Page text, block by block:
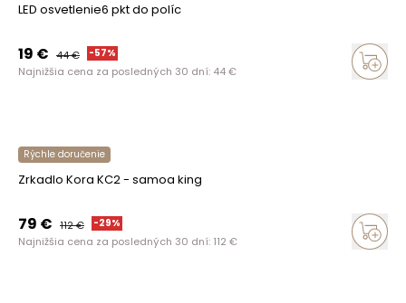
LED osvetlenie6 pkt do políc
19 € 44€ -57%
Najnižšia cena za posledných 30 dní: 44€
Rýchle doručenie
Zrkadlo Kora KC2 - samoa king
79 € 112€ -29%
Najnižšia cena za posledných 30 dní: 112 €